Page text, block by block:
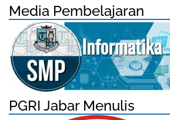
Media Pembelajaran
PGRI Jabar Menulis